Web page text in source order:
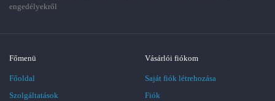
engedélyekről
Főmenü
Főoldal
Szolgáltatások
Vásárlói fiókom
Saját fiók létrehozása
Fiók